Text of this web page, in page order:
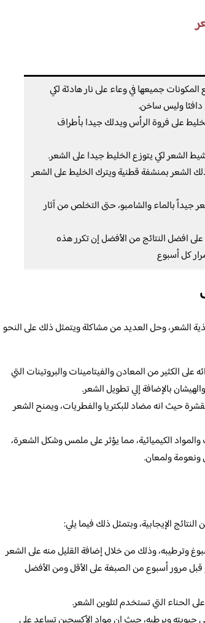
جميعها في وعاء على نار هادئة لكي
وليس ساخن.
على فروة الرأس ويدلك جيدا بأطراف
الشعر بمنشفة قطنية ويترك الخليط على الشعر
جيداً بالماء والشامبو، حتى التخلص من آثار
افضل النتائج من الأفضل إن تكرر هذه
كل أسبوع
الشعر، وحل العديد من مشاكلة ويتمثل ذلك على النحو
الكثير من المعادن والفيتامينات والبروتينات التي
بالإضافة إلي تطويل الشعر.
حيث انه مضاد للبكتريا والفطريات، ويمنح الشعر
الكيميائية، مما يؤثر على ملمس وشكل الشعرة،
ولمعان.
الإيجابية، وبتمثل ذلك فيما يلي:
وترطيبه، وذلك من خلال إضافة القليل منه على الشعر
مرور أسبوع من الصبغة على الأقل ومن الأفضل
الحناء التي تستخدم لتلوين الشعر.